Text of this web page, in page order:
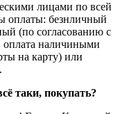
лицами по всей
оплаты: безнличный
(по согласованию с
оплата наличиными
на карту) или
таки, покупать?